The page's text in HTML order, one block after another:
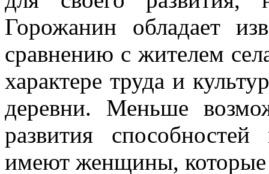
Горожанин обладает
сравнению с жителем
характере труда и
деревни. Меньше
развития
имеют женщины, которые